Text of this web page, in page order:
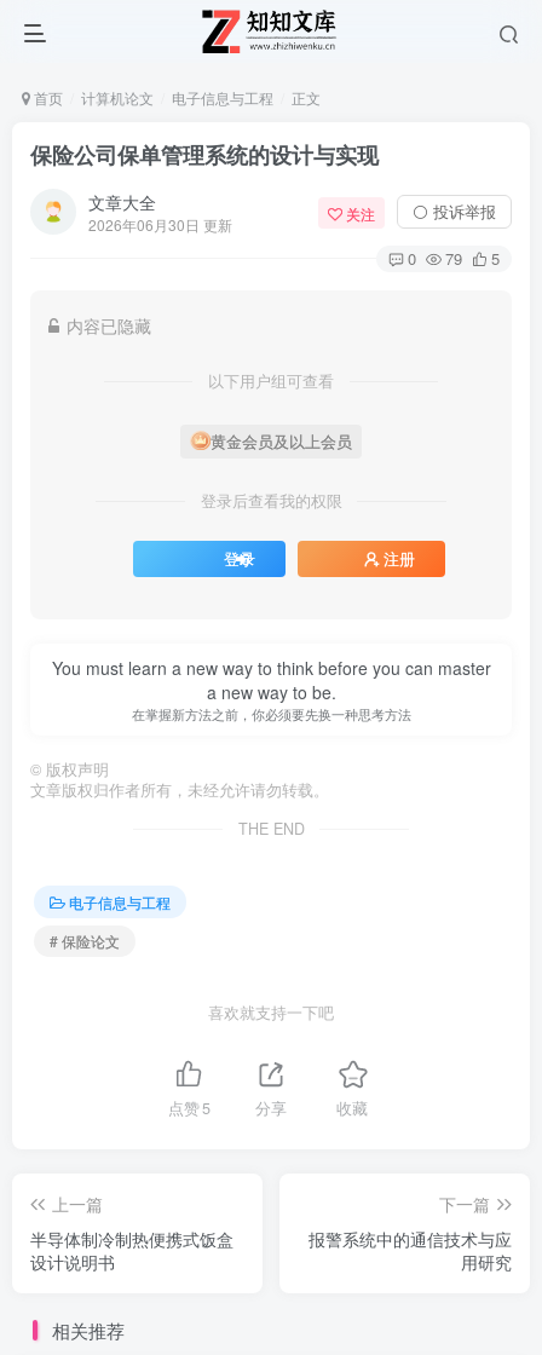
首页 计算机论文 电子信息与工程 正文
保险公司保单管理系统的设计与实现
文章大全
2026年06月30日 更新
关注 ⚪ 投诉举报
0 79 5
内容已隐藏
以下用户组可查看
黄金会员及以上会员
登录后查看我的权限
登录 注册
You must learn a new way to think before you can master
a new way to be.
在掌握新方法之前，你必须要先换一种思考方法
© 版权声明
文章版权归作者所有，未经允许请勿转载。
THE END
电子信息与工程
# 保险论文
喜欢就支持一下吧
点赞5 分享 收藏
上一篇
半导体制冷制热便携式饭盒
设计说明书
下一篇
报警系统中的通信技术与应
用研究
相关推荐